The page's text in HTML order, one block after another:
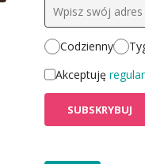
Codzienny
Akceptuję